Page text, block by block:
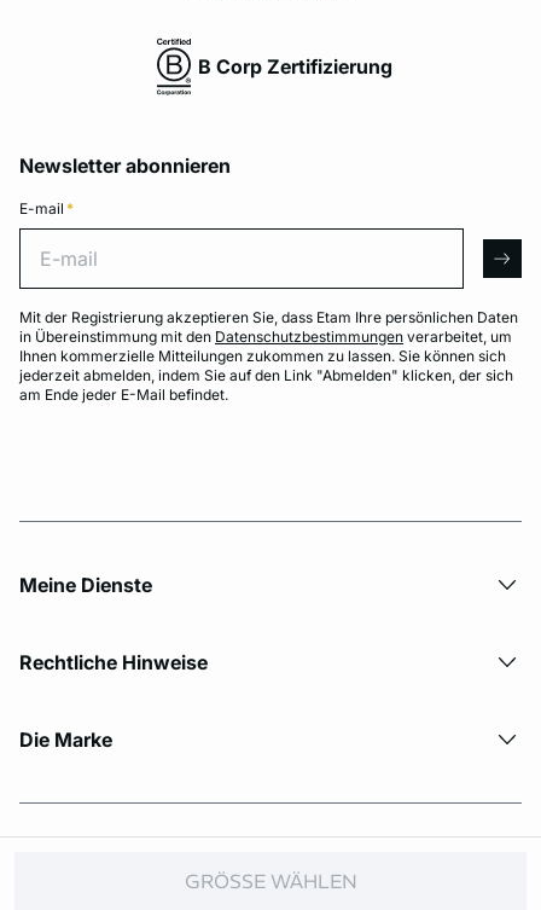
GRÖSSE WÄHLEN
B Corp Zertifizierung
Newsletter abonnieren
E-mail *
Mit der Registrierung akzeptieren Sie, dass Etam Ihre persönlichen Daten
in Übereinstimmung mit den Datenschutzbestimmungen verarbeitet, um
Ihnen kommerzielle Mitteilungen zukommen zu lassen. Sie können sich
jederzeit abmelden, indem Sie auf den Link "Abmelden" klicken, der sich
am Ende jeder E-Mail befindet.
Meine Dienste
Rechtliche Hinweise
Die Marke